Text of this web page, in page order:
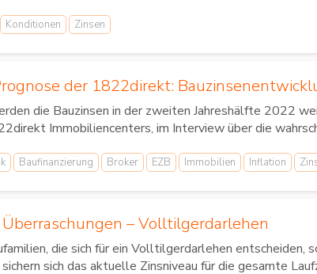
Konditionen Zinsen
der 1822direkt:
die Bauzinsen in der zweiten Jahreshälfte 2022
Immobiliencenters, im Interview über die
Baufinanzierung Broker EZB Immobilien Inflation
– Volltilgerdarlehen
die sich für ein Volltilgerdarlehen entscheiden,
sich das aktuelle Zinsniveau für die gesamte